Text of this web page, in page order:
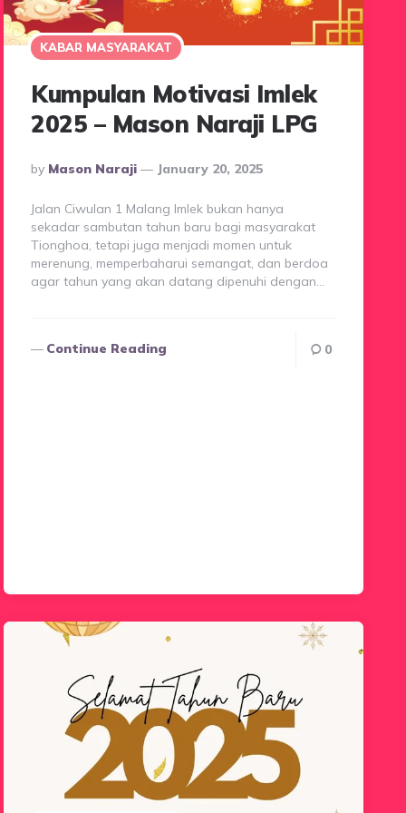
KABAR MASYARAKAT
Kumpulan Motivasi Imlek
2025 – Mason Naraji LPG
Posted
By
By Mason Naraji January 20, 2025
Jalan Ciwulan 1 Malang Imlek bukan hanya
sekadar sambutan tahun baru bagi masyarakat
Tionghoa, tetapi juga menjadi momen untuk
merenung, memperbaharui semangat, dan berdoa
agar tahun yang akan datang dipenuhi dengan…
Continue Reading 0